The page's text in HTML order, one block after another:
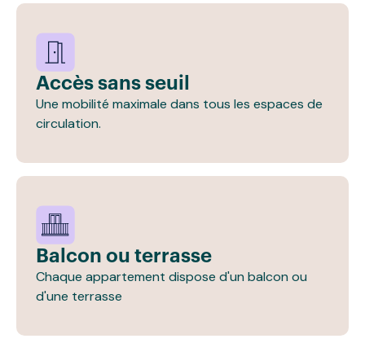
Accès sans seuil
Une mobilité maximale dans tous les espaces de
circulation.
Balcon ou terrasse
Chaque appartement dispose d'un balcon ou
d'une terrasse